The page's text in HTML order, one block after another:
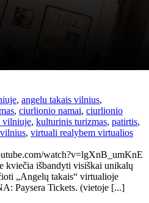
, angelu takais vilnius,
, ciurlionio namai, ciurlionio
vilniuje, kulturinis turizmas, patirtis,
vilnius, virtuali realybem virtualios
watch?v=lgXnB_umKnE
išbandyti visiškai unikalų
„Angelų takais“ virtualioje
Paysera Tickets. (vietoje [...]